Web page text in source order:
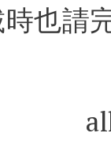
也請